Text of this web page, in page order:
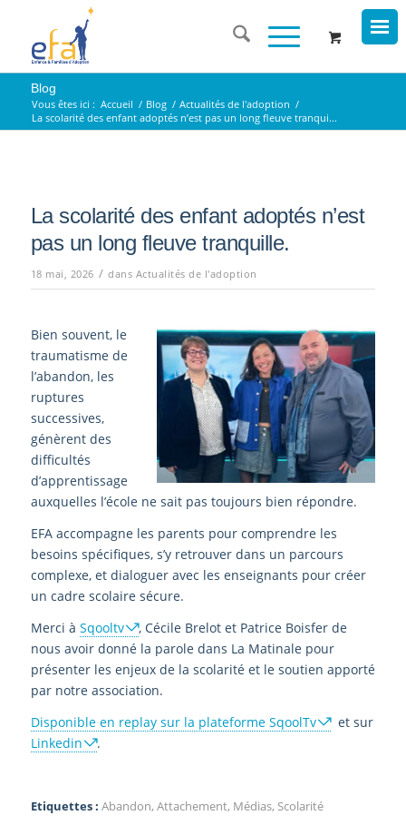
Blog
Vous êtes ici : Accueil / Blog / Actualités de l'adoption /
La scolarité des enfant adoptés n’est pas un long fleuve tranqui...
La scolarité des enfant adoptés n’est
pas un long fleuve tranquille.
18 mai, 2026 / dans Actualités de l'adoption
Bien souvent, le
traumatisme de
l’abandon, les
ruptures
successives,
génèrent des
difficultés
d’apprentissage
auxquelles l’école ne sait pas toujours bien répondre.
EFA accompagne les parents pour comprendre les
besoins spécifiques, s’y retrouver dans un parcours
complexe, et dialoguer avec les enseignants pour créer
un cadre scolaire sécure.
Merci à Sqooltv
, Cécile Brelot et Patrice Boisfer de
nous avoir donné la parole dans La Matinale pour
présenter les enjeux de la scolarité et le soutien apporté
par notre association.
Disponible en replay sur la plateforme SqoolTv
et sur
Linkedin
.
Etiquettes : Abandon, Attachement, Médias, Scolarité